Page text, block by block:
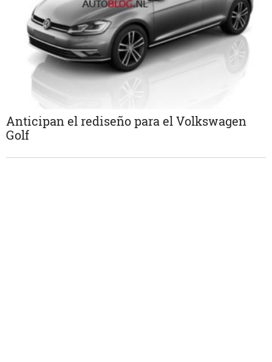
Anticipan el rediseño para el Volkswagen
Golf